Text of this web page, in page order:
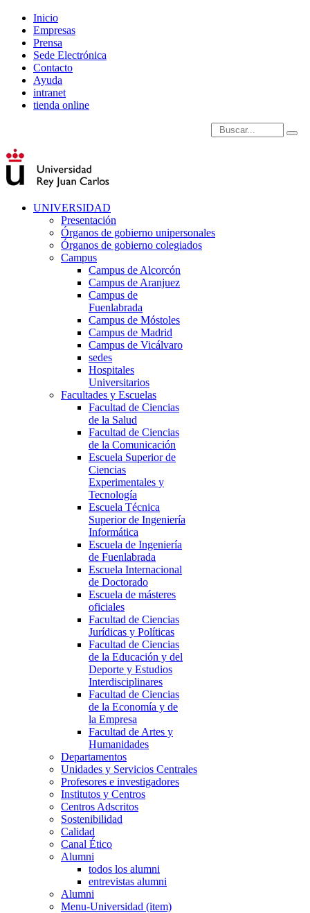
Inicio
Empresas
Prensa
Sede Electrónica
Contacto
Ayuda
intranet
tienda online
Introduce términos de
UNIVERSIDAD
Presentación
Órganos de gobierno unipersonales
Órganos de gobierno colegiados
Campus
Campus de Alcorcón
Campus de Aranjuez
Campus de
Fuenlabrada
Campus de Móstoles
Campus de Madrid
Campus de Vicálvaro
sedes
Hospitales
Universitarios
Facultades y Escuelas
Facultad de Ciencias
de la Salud
Facultad de Ciencias
de la Comunicación
Escuela Superior de
Ciencias
Experimentales y
Tecnología
Escuela Técnica
Superior de Ingeniería
Informática
Escuela de Ingeniería
de Fuenlabrada
Escuela Internacional
de Doctorado
Escuela de másteres
oficiales
Facultad de Ciencias
Jurídicas y Políticas
Facultad de Ciencias
de la Educación y del
Deporte y Estudios
Interdisciplinares
Facultad de Ciencias
de la Economía y de
la Empresa
Facultad de Artes y
Humanidades
Departamentos
Unidades y Servicios Centrales
Profesores e investigadores
Institutos y Centros
Centros Adscritos
Sostenibilidad
Calidad
Canal Ético
Alumni
todos los alumni
entrevistas alumni
Alumni
Menu-Universidad (item)